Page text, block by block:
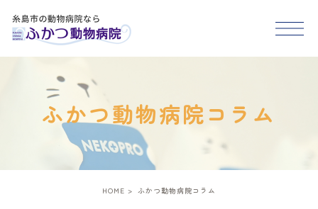
HOME
医院紹介
スタッフ紹介
ふかつ動物病院コラム
HOME ふかつ動物病院コラム